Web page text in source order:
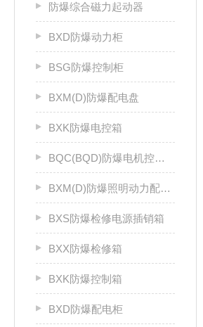
防爆综合磁力起动器
BXD防爆动力柜
BSG防爆控制柜
BXM(D)防爆配电盘
BXK防爆电控箱
BQC(BQD)防爆电机控制器
BXM(D)防爆照明动力配电箱
BXS防爆检修电源插销箱
BXX防爆检修箱
BXK防爆控制箱
BXD防爆配电柜